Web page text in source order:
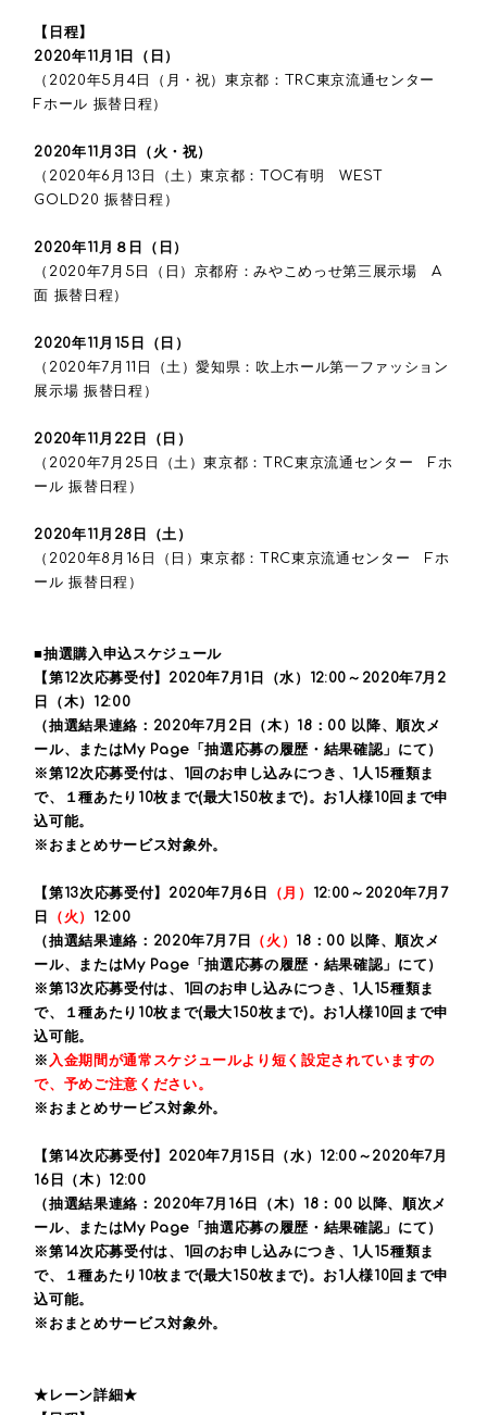
【日程】
2020年11月1日（日）
（2020年5月4日（月・祝）東京都：TRC東京流通センター
Fホール 振替日程）
2020年11月3日（火・祝）
（2020年6月13日（土）東京都：TOC有明 WEST
GOLD20 振替日程）
2020年11月８日（日）
（2020年7月5日（日）京都府：みやこめっせ第三展示場 A
面 振替日程）
2020年11月15日（日）
（2020年7月11日（土）愛知県：吹上ホール第一ファッション
展示場 振替日程）
2020年11月22日（日）
（2020年7月25日（土）東京都：TRC東京流通センター Fホ
ール 振替日程）
2020年11月28日（土）
（2020年8月16日（日）東京都：TRC東京流通センター Fホ
ール 振替日程）
■抽選購入申込スケジュール
【第12次応募受付】2020年7月1日（水）12:00～2020年7月2
日（木）12:00
（抽選結果連絡：2020年7月2日（木）18：00 以降、順次メ
ール、またはMy Page「抽選応募の履歴・結果確認」にて）
※第12次応募受付は、1回のお申し込みにつき、1人15種類ま
で、１種あたり10枚まで(最大150枚まで)。お1人様10回まで申
込可能。
※おまとめサービス対象外。
【第13次応募受付】2020年7月6日 （月） 12:00～2020年7月7
日
（火） 12:00
（抽選結果連絡：2020年7月7日
（火） 18：00 以降、順次メ
ール、またはMy Page「抽選応募の履歴・結果確認」にて）
※第13次応募受付は、1回のお申し込みにつき、1人15種類ま
で、１種あたり10枚まで(最大150枚まで)。お1人様10回まで申
込可能。
※ 入金期間が通常スケジュールより短く設定されていますの
で、予めご注意ください。
※おまとめサービス対象外。
【第14次応募受付】2020年7月15日（水）12:00～2020年7月
16日（木）12:00
（抽選結果連絡：2020年7月16日（木）18：00 以降、順次メ
ール、またはMy Page「抽選応募の履歴・結果確認」にて）
※第14次応募受付は、1回のお申し込みにつき、1人15種類ま
で、１種あたり10枚まで(最大150枚まで)。お1人様10回まで申
込可能。
※おまとめサービス対象外。
★レーン詳細★